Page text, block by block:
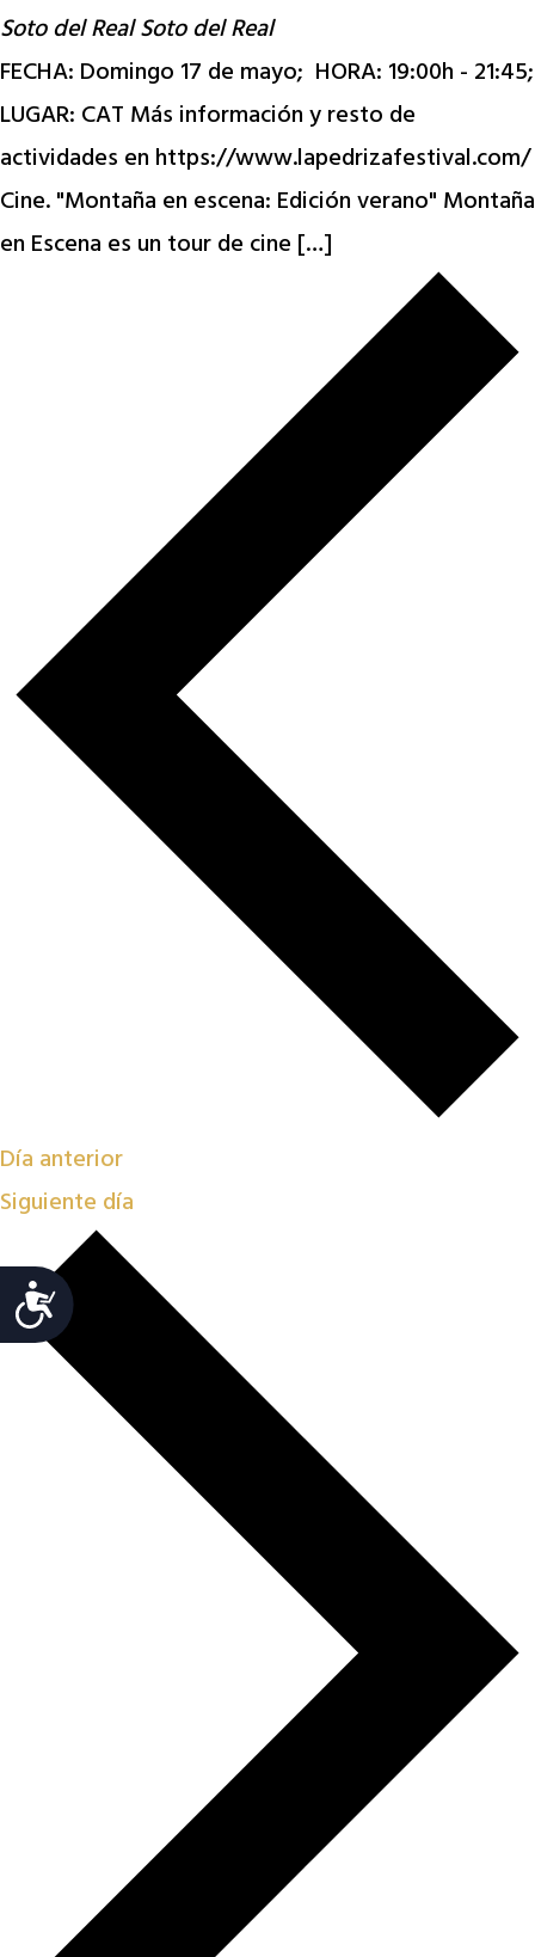
Accesibilidad
Soto del RealSoto del Real
FECHA: Domingo 17 de mayo; HORA: 19:00h - 21:45;
LUGAR: CAT Más información y resto de
actividades en https://www.lapedrizafestival.com/
Cine. "Montaña en escena: Edición verano" Montaña
en Escena es un tour de cine […]
Día anterior
Siguiente día